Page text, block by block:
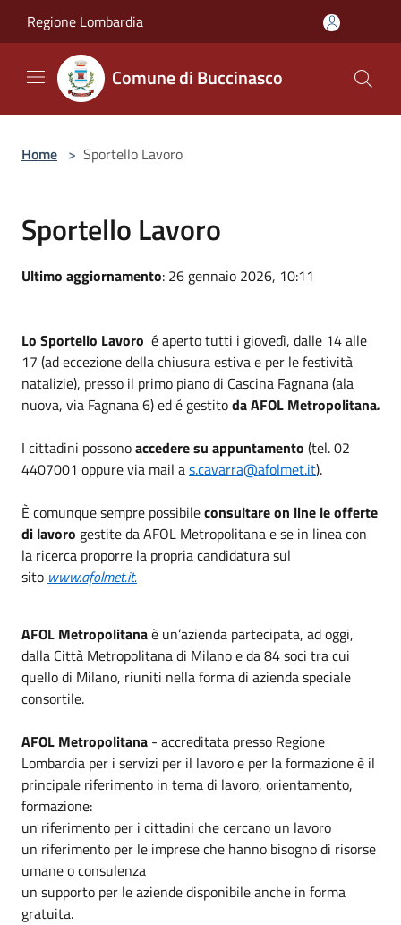
Regione Lombardia
Comune di Buccinasco
Home > Sportello Lavoro
Sportello Lavoro
Ultimo aggiornamento: 26 gennaio 2026, 10:11
Lo Sportello Lavoro é aperto tutti i giovedì, dalle 14 alle
17 (ad eccezione della chiusura estiva e per le festività
natalizie), presso il primo piano di Cascina Fagnana (ala
nuova, via Fagnana 6) ed é gestitoda AFOL Metropolitana.
I cittadini possonoaccedere su appuntamento (tel. 02
4407001 oppure via mail as.cavarra@afolmet.it).
È comunque sempre possibileconsultare on line le offerte
di lavoro gestite da AFOL Metropolitana e se in linea con
la ricerca proporre la propria candidatura sul
sito www.afolmet.it.
AFOL Metropolitanaè un’azienda partecipata, ad oggi,
dalla Città Metropolitana di Milano e da 84 soci tra cui
quello di Milano, riuniti nella forma di azienda speciale
consortile.
AFOL Metropolitana - accreditata presso Regione
Lombardia per i servizi per il lavoro e per la formazione è il
principale riferimento in tema di lavoro, orientamento,
formazione:
un riferimento per i cittadini che cercano un lavoro
un riferimento per le imprese che hanno bisogno di risorse
umane o consulenza
un supporto per le aziende disponibile anche in forma
gratuita.